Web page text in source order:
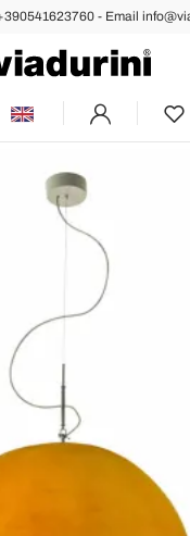
- Email
Half Moon
suspension lamp